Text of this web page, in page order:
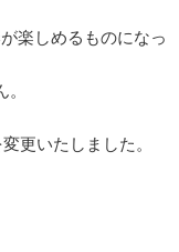
楽しめるものになっ
更いたしました。